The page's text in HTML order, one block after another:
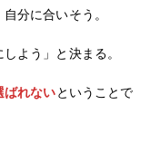
分に合いそう。
よう」と決まる。
ばれないということで